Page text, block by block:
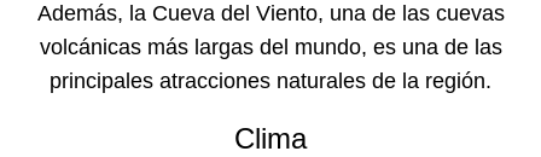
Además, la Cueva del Viento, una de las cuevas
volcánicas más largas del mundo, es una de las
principales atracciones naturales de la región.
Clima